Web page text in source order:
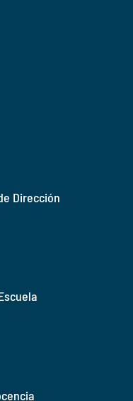
Dirección